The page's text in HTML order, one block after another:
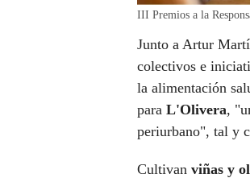
III Premios a la
Junto a Artur
colectivos e
la alimentación
para L'Olivera,
periurbano", tal y
Cultivan viñas y